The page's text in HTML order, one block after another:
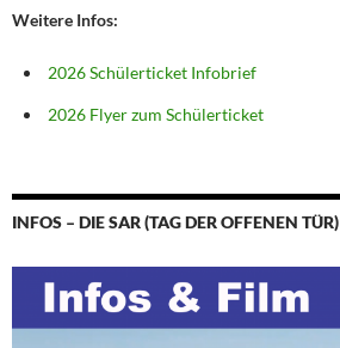
Weitere Infos:
2026 Schülerticket Infobrief
2026 Flyer zum Schülerticket
INFOS – DIE SAR (TAG DER OFFENEN TÜR)